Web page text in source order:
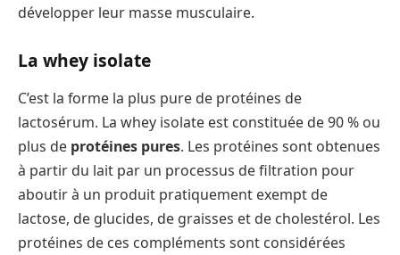
développer leur masse musculaire.
La whey isolate
C’est la forme la plus pure de protéines de
lactosérum. La whey isolate est constituée de 90 % ou
plus de protéines pures. Les protéines sont obtenues
à partir du lait par un processus de filtration pour
aboutir à un produit pratiquement exempt de
lactose, de glucides, de graisses et de cholestérol. Les
protéines de ces compléments sont considérées